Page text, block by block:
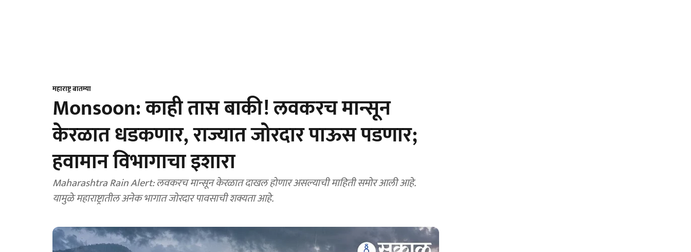
महाराष्ट्र बातम्या
Monsoon: काही तास बाकी! लवकरच मान्सून
केरळात धडकणार, राज्यात जोरदार पाऊस पडणार;
हवामान विभागाचा इशारा
Maharashtra Rain Alert: लवकरच मान्सून केरळात दाखल होणार असल्याची माहिती समोर आली आहे.
यामुळे महाराष्ट्रातील अनेक भागात जोरदार पावसाची शक्यता आहे.